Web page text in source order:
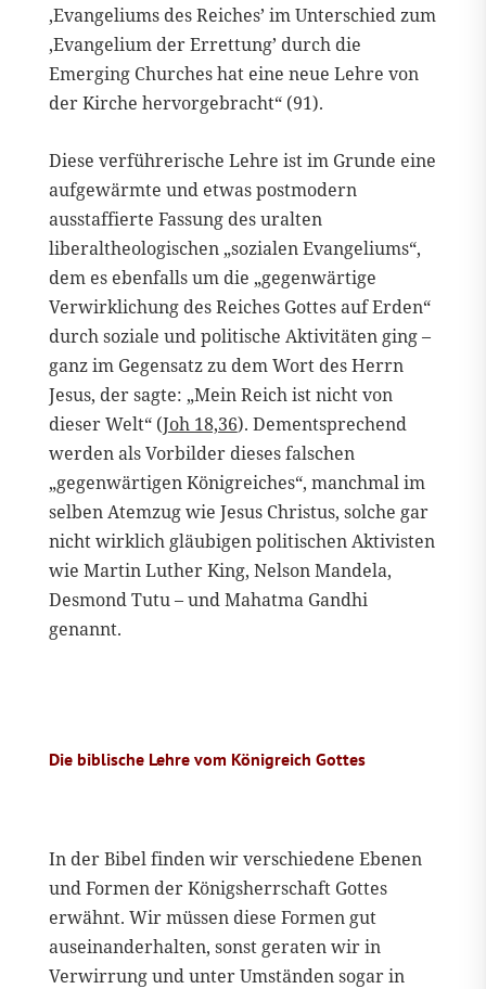
‚Evangeliums des Reiches’ im Unterschied zum
‚Evangelium der Errettung’ durch die
Emerging Churches hat eine neue Lehre von
der Kirche hervorgebracht“ (91).
Diese verführerische Lehre ist im Grunde eine
aufgewärmte und etwas postmodern
ausstaffierte Fassung des uralten
liberaltheologischen „sozialen Evangeliums“,
dem es ebenfalls um die „gegenwärtige
Verwirklichung des Reiches Gottes auf Erden“
durch soziale und politische Aktivitäten ging –
ganz im Gegensatz zu dem Wort des Herrn
Jesus, der sagte: „Mein Reich ist nicht von
dieser Welt“ (Joh 18,36). Dementsprechend
werden als Vorbilder dieses falschen
„gegenwärtigen Königreiches“, manchmal im
selben Atemzug wie Jesus Christus, solche gar
nicht wirklich gläubigen politischen Aktivisten
wie Martin Luther King, Nelson Mandela,
Desmond Tutu – und Mahatma Gandhi
genannt.
Die biblische Lehre vom Königreich Gottes
In der Bibel finden wir verschiedene Ebenen
und Formen der Königsherrschaft Gottes
erwähnt. Wir müssen diese Formen gut
auseinanderhalten, sonst geraten wir in
Verwirrung und unter Umständen sogar in